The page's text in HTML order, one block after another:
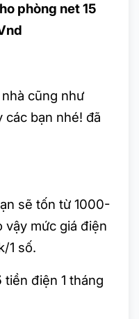
phòng net 15
cũng như
các bạn nhé! đã
sẽ tốn từ 1000-
vậy mức giá điện
1 số.
tiền điện 1 tháng